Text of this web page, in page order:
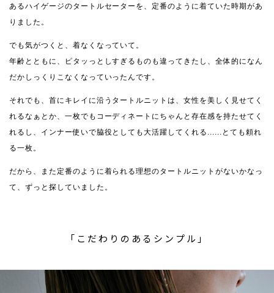
あるハイゲージのタートルセーターを、定番のように着ていた時期があ
りました。
でも気がつくと、着なくなっていて。
年齢とともに、ピタッっとしすぎるものも違ってきたし、全体的になん
だかしっくりこなくなっていったんです。
それでも、首にキレイに沿うタートルニットは、女性を美しく見せてく
れるなぁとか、一枚でもコーディネートにちゃんと存在感を持たせてく
れるし、インナー使いで脇役としても大活躍してくれる......とても頼れ
る一枚。
だから、また定番のように着られる理想のタートルニットがないかなっ
て、ずっと探していました。
「こだわりのあるシンプル」